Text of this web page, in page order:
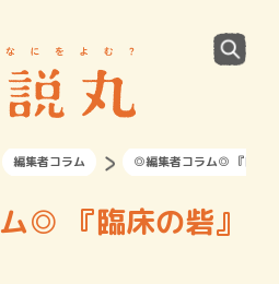
編集者コラム ◎編集者コラム◎ 『臨床
◎ 『臨床の砦』